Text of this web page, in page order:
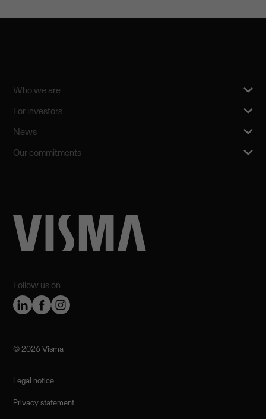
Follow us on
Who we are
For investors
News
Our commitments
©️ 2026 Visma
Legal notice
Privacy statement